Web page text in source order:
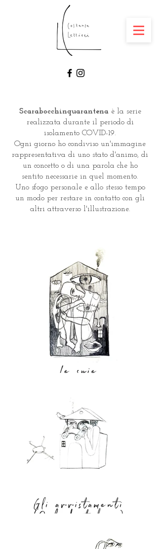
Scarabocchinquarantenaè la serie
realizzata durante il periodo di
isolamento COVID-19.
Ogni giorno ho condiviso un'immagine
rappresentativa di uno stato d'animo, di
un concetto o di una parola che ho
sentito necessarie in quel momento.
Uno sfogo personale e allo stesso tempo
un modo per restare in contatto con gli
altri attraverso l'illustrazione.